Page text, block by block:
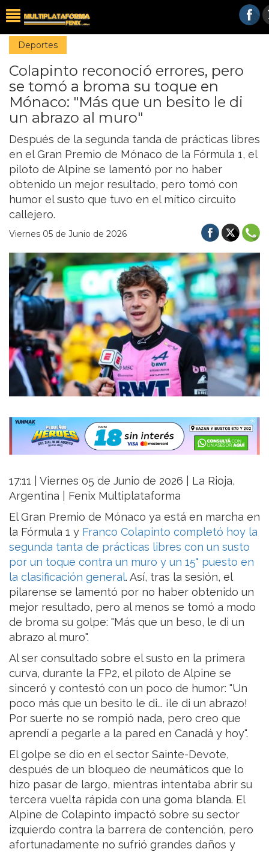
Deportes
Colapinto reconoció errores, pero
se tomó a broma su toque en
Mónaco: "Más que un besito le di
un abrazo al muro"
Después de la segunda tanda de prácticas libres
en el Gran Premio de Mónaco de la Fórmula 1, el
piloto de Alpine se lamentó por no haber
obtenido un mejor resultado, pero tomó con
humor el susto que tuvo en el mítico circuito
callejero.
Viernes 05 de Junio de 2026
17:11 | Viernes 05 de Junio de 2026 | La Rioja,
Argentina | Fenix Multiplataforma
El Gran Premio de Mónaco ya está en marcha en
la Fórmula 1 y Franco Colapinto completó hoy la
segunda tanta de prácticas libres con un susto
por un toque contra un muro y un 15° puesto en
la clasificación general. Así, tras la sesión, el
pilarense se lamentó por no haber obtenido un
mejor resultado, pero al menos se tomó a modo
de broma su golpe: "Más que un beso, le di un
abrazo al muro".
Al ser consultado sobre el susto en la primera
curva, durante la FP2, el piloto de Alpine se
sinceró y contestó con un poco de humor: "Un
poco más que un besito le di... ¡le di un abrazo!
Por suerte no se rompió nada, pero creo que
aprendí a pegarle a la pared en Canadá y hoy".
El golpe se dio en el sector Sainte-Devote,
después de un bloqueo de neumáticos que lo
hizo pasar de largo, mientras intentaba abrir su
tercera vuelta rápida con una goma blanda. El
Alpine de Colapinto impactó sobre su sector
izquierdo contra la barrera de contención, pero
afortunadamente no sufrió grandes daños y